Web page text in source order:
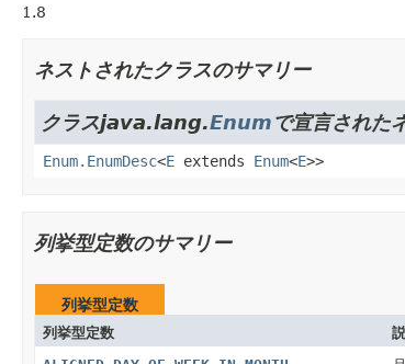
1.8
ネストされたクラスのサマリー
クラスjava.lang.Enumで宣言された
Enum.EnumDesc<E extends Enum<E>>
列挙型定数のサマリー
列挙型定数
列挙型定数